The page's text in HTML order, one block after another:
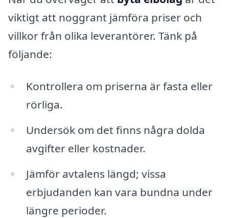
viktigt att noggrant jämföra priser och
villkor från olika leverantörer. Tänk på
följande:
Kontrollera om priserna är fasta eller
rörliga.
Undersök om det finns några dolda
avgifter eller kostnader.
Jämför avtalens längd; vissa
erbjudanden kan vara bundna under
längre perioder.